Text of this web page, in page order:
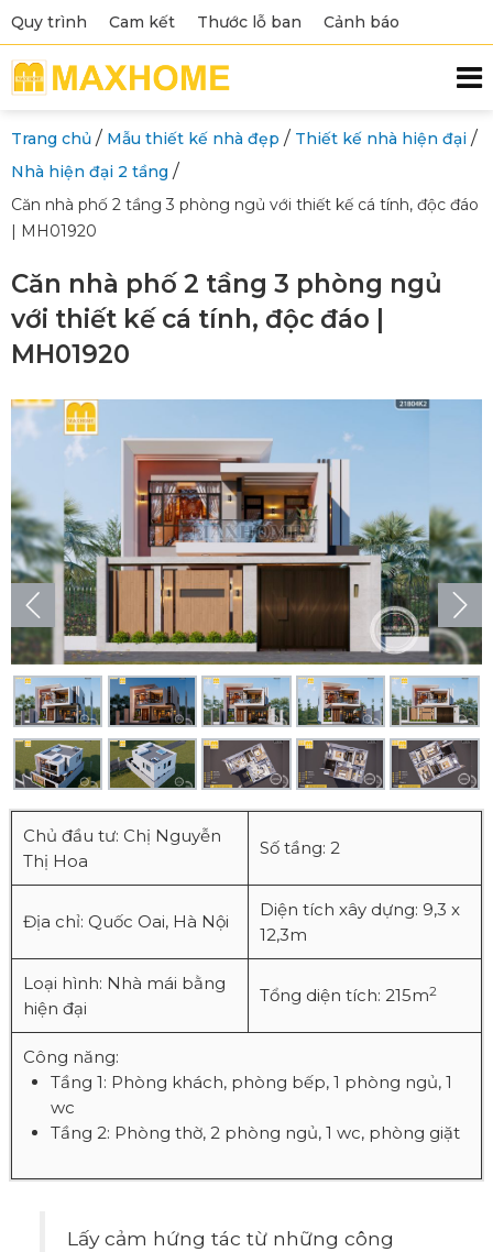
Quy trình Cam kết Thước lỗ ban Cảnh báo
Trang chủ / Mẫu thiết kế nhà đẹp / Thiết kế nhà hiện đại /
Nhà hiện đại 2 tầng /
Căn nhà phố 2 tầng 3 phòng ngủ với thiết kế cá tính, độc đáo
| MH01920
Căn nhà phố 2 tầng 3 phòng ngủ
với thiết kế cá tính, độc đáo |
MH01920
Chủ đầu tư: Chị Nguyễn
Thị Hoa
Số tầng: 2
Địa chỉ: Quốc Oai, Hà Nội
Diện tích xây dựng: 9,3 x
12,3m
Loại hình: Nhà mái bằng
hiện đại
Tổng diện tích: 215m2
Công năng:
Tầng 1: Phòng khách, phòng bếp, 1 phòng ngủ, 1
wc
Tầng 2: Phòng thờ, 2 phòng ngủ, 1 wc, phòng giặt
Lấy cảm hứng tác từ những công